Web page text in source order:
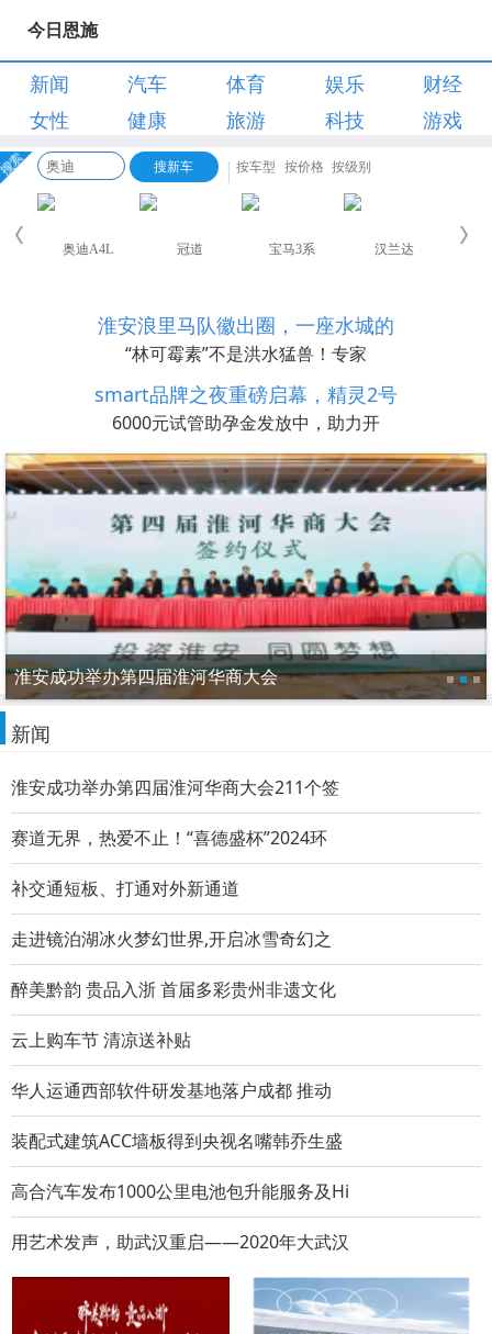
今日恩施
新闻 汽车 体育 娱乐
财经
女性
健康 旅游 科技 游戏
淮安浪里马队徽出圈，一座水城的
“林可霉素”不是洪水猛兽！专家
smart品牌之夜重磅启幕，精灵2号
6000元试管助孕金发放中，助力开
淮安成功举办第四届淮河华商大会
新闻
淮安成功举办第四届淮河华商大会211个签
赛道无界，热爱不止！“喜德盛杯”2024环
补交通短板、打通对外新通道
走进镜泊湖冰火梦幻世界,开启冰雪奇幻之
醉美黔韵 贵品入浙 首届多彩贵州非遗文化
云上购车节 清凉送补贴
华人运通西部软件研发基地落户成都 推动
装配式建筑ACC墙板得到央视名嘴韩乔生盛
高合汽车发布1000公里电池包升能服务及Hi
用艺术发声，助武汉重启——2020年大武汉